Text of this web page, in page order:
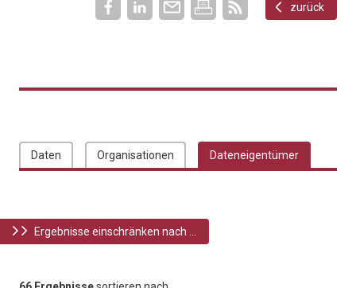
zurück
Daten Organisationen Dateneigentümer
Ergebnisse einschränken nach ...